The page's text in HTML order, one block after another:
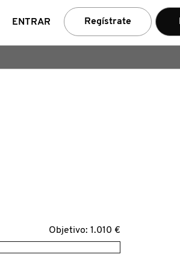
ENTRAR Regístrate
Objetivo: 1.010 €